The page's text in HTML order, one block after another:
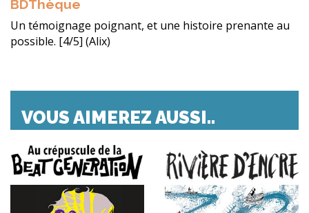
BDThèque
Un témoignage poignant, et une histoire prenante au
possible. [4/5] (Alix)
VOUS AIMEREZ AUSSI..